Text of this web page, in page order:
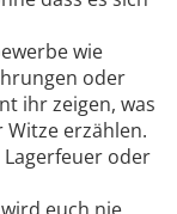
wie
oder
ihr zeigen, was
Witze erzählen.
Lagerfeuer oder
euch nie